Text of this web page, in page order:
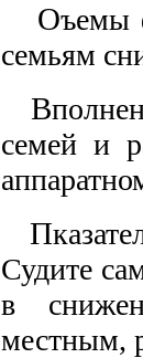
Оъемы
семьям
В
семей и
П
Судите
в
местным,